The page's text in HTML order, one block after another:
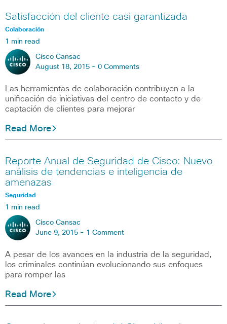
Satisfacción del cliente casi garantizada
Colaboración
1 min read
Cisco Cansac
August 18, 2015 - 0 Comments
Las herramientas de colaboración contribuyen a la
unificación de iniciativas del centro de contacto y de
captación de clientes para mejorar
Read More
Reporte Anual de Seguridad de Cisco: Nuevo
análisis de tendencias e inteligencia de
amenazas
Seguridad
1 min read
Cisco Cansac
June 9, 2015 - 1 Comment
A pesar de los avances en la industria de la seguridad,
los criminales continúan evolucionando sus enfoques
para romper las
Read More